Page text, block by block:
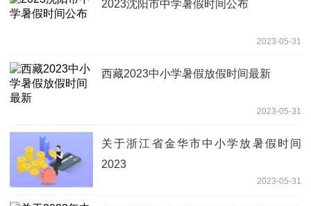
2023沈阳市中学暑假时间公布
2023-05-31
西藏2023中小学暑假放假时间最新
2023-05-31
关于浙江省金华市中小学放暑假时间
2023
2023-05-31